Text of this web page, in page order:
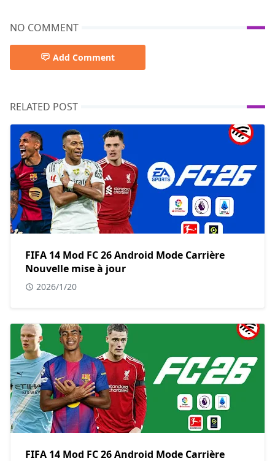
NO COMMENT
Add Comment
RELATED POST
FIFA 14 Mod FC 26 Android Mode Carrière
Nouvelle mise à jour
2026/1/20
FIFA 14 Mod FC 26 Android Mode Carrière